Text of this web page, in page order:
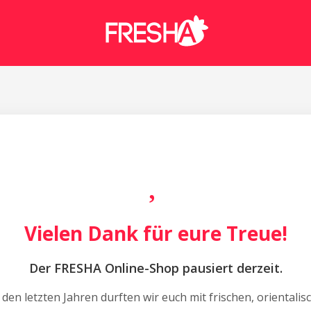
Vielen Dank für eure Treue!
Der FRESHA Online-Shop pausiert derzeit.
letzten Jahren durften wir euch mit frischen,